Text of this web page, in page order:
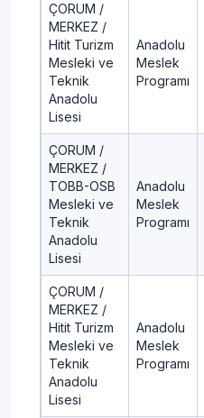
ÇORUM /
MERKEZ /
Hitit Turizm
Mesleki ve
Teknik
Anadolu
Lisesi
Anadolu
Meslek
Programı
ÇORUM /
MERKEZ /
TOBB-OSB
Mesleki ve
Teknik
Anadolu
Lisesi
Anadolu
Meslek
Programı
ÇORUM /
MERKEZ /
Hitit Turizm
Mesleki ve
Teknik
Anadolu
Lisesi
Anadolu
Meslek
Programı